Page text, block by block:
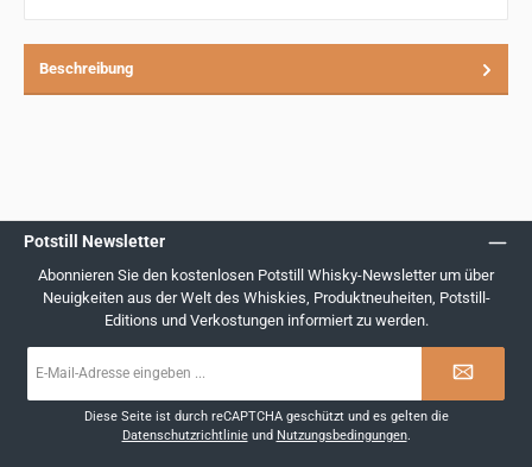
Beschreibung
Potstill Newsletter
Abonnieren Sie den kostenlosen Potstill Whisky-Newsletter um über
Neuigkeiten aus der Welt des Whiskies, Produktneuheiten, Potstill-
Editions und Verkostungen informiert zu werden.
Mail-
Diese Seite ist durch reCAPTCHA geschützt und es gelten die
Datenschutzrichtlinieund Nutzungsbedingungen.